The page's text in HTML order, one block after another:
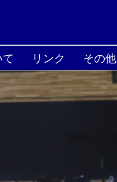
リンク その他